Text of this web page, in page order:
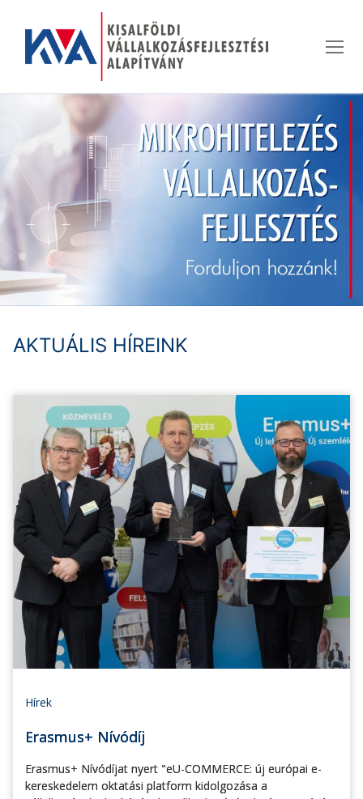
tartalomra
AKTUÁLIS HÍREINK
Hírek
Erasmus+ Nívódíj
Erasmus+ Nívódíjat nyert "eU-COMMERCE: új európai e-
kereskedelem oktatási platform kidolgozása a